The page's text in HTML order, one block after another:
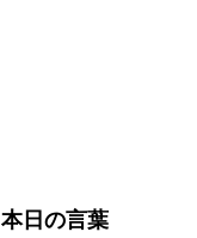
本日の言葉